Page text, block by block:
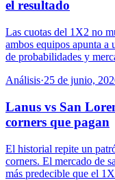
el resultado
Las cuotas del 1X2 no
ambos equipos apunta
de probabilidades y
Análisis·25 de junio,
Lanus vs San
corners que pagan
El historial repite un
corners. El mercado de
más predecible que el